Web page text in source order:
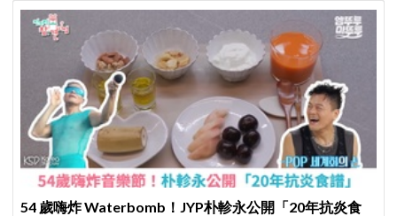
54 歲嗨炸 Waterbomb！JYP朴軫永公開「20年抗炎食